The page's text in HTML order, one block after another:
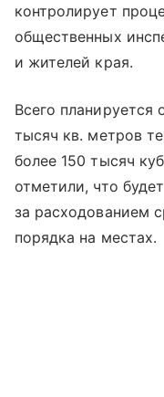
контролирует
общественных
и жителей края.
Всего планируется
тысяч кв. метров
более 150 тысяч
отметили, что
за расходованием
порядка на местах.